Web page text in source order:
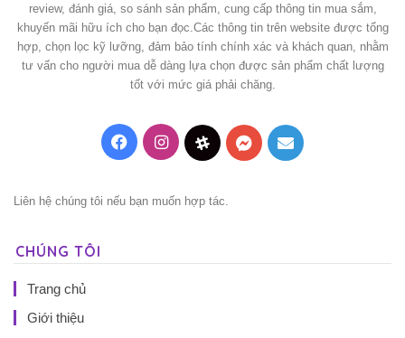
review, đánh giá, so sánh sản phẩm, cung cấp thông tin mua sắm,
khuyến mãi hữu ích cho bạn đọc.Các thông tin trên website được tổng
hợp, chọn lọc kỹ lưỡng, đảm bảo tính chính xác và khách quan, nhằm
tư vấn cho người mua dễ dàng lựa chọn được sản phẩm chất lượng
tốt với mức giá phải chăng.
FacebookInstagramThreadsMessenger
Mail
Liên hệ chúng tôi nếu bạn muốn hợp tác.
CHÚNG TÔI
Trang chủ
Giới thiệu